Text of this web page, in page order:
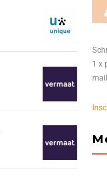
1 x